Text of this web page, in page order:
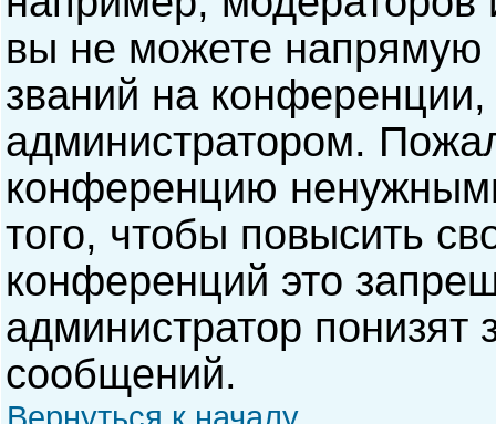
вы не можете напрямую
званий на
администратором.
конференцию
того, чтобы повысить
конференций это
администратор понизят
сообщений.